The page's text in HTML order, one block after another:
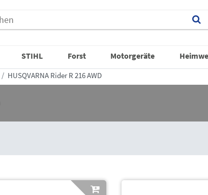
STIHL Forst Motorgeräte
HUSQVARNA Rider R 216 AWD